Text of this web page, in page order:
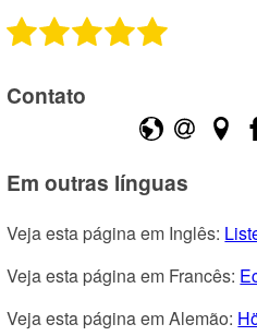
Contato
Em outras línguas
Veja esta página em Inglês:
Veja esta página em Francês:
Veja esta página em Alemão: